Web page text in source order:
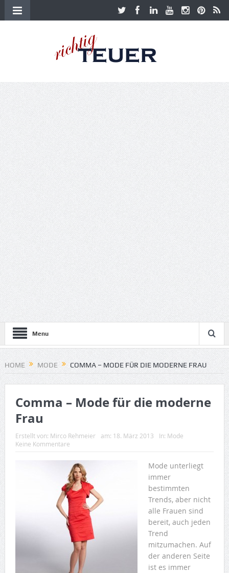
Menu
HOME MODE COMMA – MODE FÜR DIE MODERNE FRAU
Comma – Mode für die moderne
Frau
Erstellt von: Mirco Rehmeier am: 18. März 2013 In: Mode
Keine Kommentare
Mode unterliegt
immer
bestimmten
Trends, aber nicht
alle Frauen sind
bereit, auch jeden
Trend
mitzumachen. Auf
der anderen Seite
ist es immer